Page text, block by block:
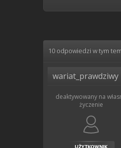
10 odpowiedzi w tym
wariat_prawdziwy
deaktywowany na
życzenie